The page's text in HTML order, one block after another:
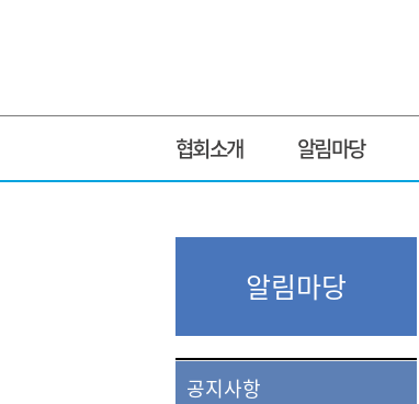
협회소개 알림마당
알림마당
공지사항